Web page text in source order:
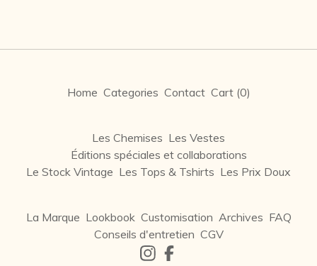
Home Categories Contact Cart (0)
Les Chemises Les Vestes
Éditions spéciales et collaborations
Le Stock Vintage Les Tops & Tshirts Les Prix Doux
La Marque Lookbook Customisation Archives FAQ
Conseils d'entretien CGV